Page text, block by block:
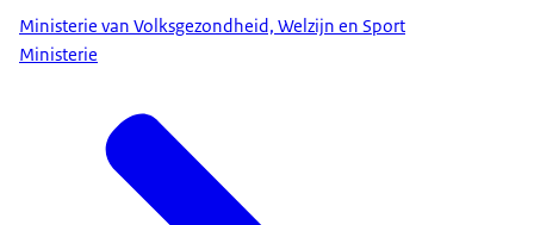
Ministerie van Volksgezondheid, Welzijn en Sport
Ministerie